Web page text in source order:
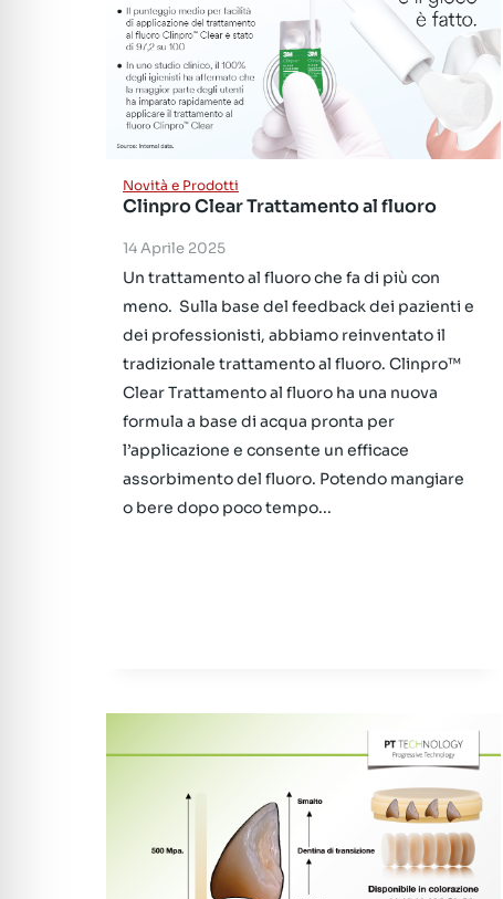
Novità e Prodotti
Clinpro Clear Trattamento al fluoro
14 Aprile 2025
Un trattamento al fluoro che fa di più con
meno. Sulla base del feedback dei pazienti e
dei professionisti, abbiamo reinventato il
tradizionale trattamento al fluoro. Clinpro™
Clear Trattamento al fluoro ha una nuova
formula a base di acqua pronta per
l’applicazione e consente un efficace
assorbimento del fluoro. Potendo mangiare
o bere dopo poco tempo...